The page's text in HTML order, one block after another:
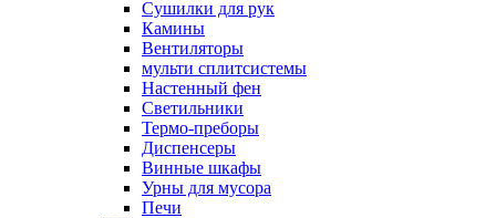
Сушилки для рук
Камины
Вентиляторы
мульти сплитсистемы
Настенный фен
Светильники
Термо-преборы
Диспенсеры
Винные шкафы
Урны для мусора
Печи